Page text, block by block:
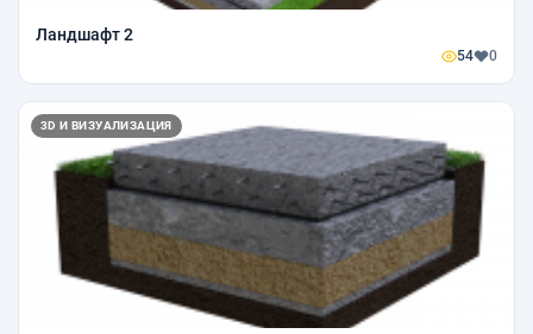
Ландшафт 2
54 0
3D И ВИЗУАЛИЗАЦИЯ